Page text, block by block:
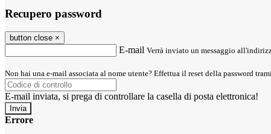
Recupero password
button close ×
E-mail Verrà inviato un messaggio
Non hai una e-mail associata al nome utente? Effettua il reset della password
E-mail inviata, si prega di controllare la casella di posta elettronica!
Errore